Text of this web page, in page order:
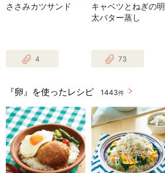
ささみカツサンド
4
キャベツとねぎの明
太バター蒸し
73
『卵』を使ったレシピ 1443件